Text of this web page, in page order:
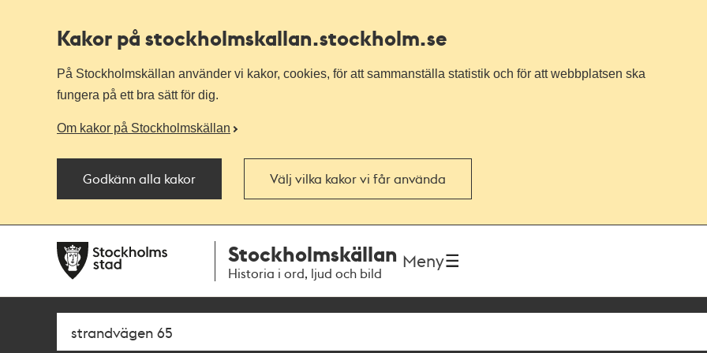
Kakor på stockholmskallan.stockholm.se
På Stockholmskällan använder vi kakor, cookies, för att sammanställa statistik och för att webbplatsen ska
fungera på ett bra sätt för dig.
Om kakor på Stockholmskällan
Godkänn alla kakor Välj vilka kakor vi får använda
navigationen
huvudinnehållet
Stockholmskällan
Historia i ord, ljud och bild
Meny
Sök